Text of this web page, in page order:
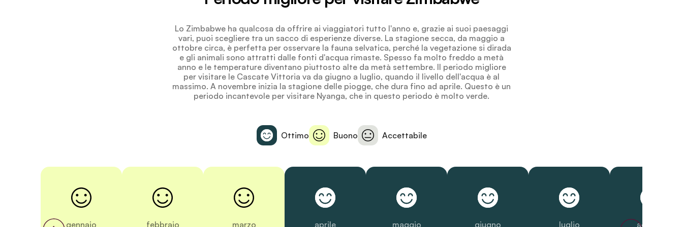
Lo Zimbabwe ha qualcosa da offrire ai viaggiatori tutto l'anno e, grazie ai suoi paesaggi
vari, puoi scegliere tra un sacco di esperienze diverse. La stagione secca, da maggio a
ottobre circa, è perfetta per osservare la fauna selvatica, perché la vegetazione si dirada
e gli animali sono attratti dalle fonti d'acqua rimaste. Spesso fa molto freddo a metà
anno e le temperature diventano piuttosto alte da metà settembre. Il periodo migliore
per visitare le Cascate Vittoria va da giugno a luglio, quando il livello dell'acqua è al
massimo. A novembre inizia la stagione delle piogge, che dura fino ad aprile. Questo è un
periodo incantevole per visitare Nyanga, che in questo periodo è molto verde.
Ottimo Buono Accettabile
gennaio febbraio marzo aprile maggio giugno luglio agosto